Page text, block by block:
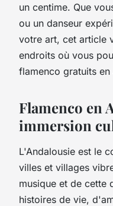
un centime. Que
ou un danseur
votre art, cet article
endroits où vous
flamenco gratuits en
Flamenco en
immersion
L'Andalousie est le
villes et villages
musique et de cette
histoires de vie,